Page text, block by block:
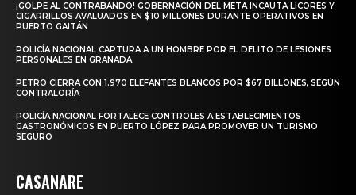
¡GOLPE AL CONTRABANDO! GOBERNACIÓN DEL META INCAUTA LICORES Y
CIGARRILLOS AVALUADOS EN $10 MILLONES DURANTE OPERATIVOS EN
PUERTO GAITÁN
POLICÍA NACIONAL CAPTURA A UN HOMBRE POR EL DELITO DE LESIONES
PERSONALES EN GRANADA
PETRO CIERRA CON 1.970 ELEFANTES BLANCOS POR $67 BILLONES, SEGÚN
CONTRALORÍA
POLICÍA NACIONAL FORTALECE CONTROLES A ESTABLECIMIENTOS
GASTRONÓMICOS EN PUERTO LÓPEZ PARA PROMOVER UN TURISMO
SEGURO
CASANARE